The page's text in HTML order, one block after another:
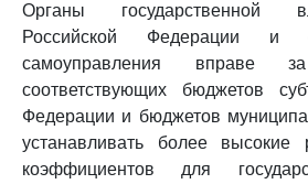
Органы государственной
Российской Федерации и
самоуправления вправе
соответствующих бюджетов
Федерации и бюджетов
устанавливать более высокие
коэффициентов для